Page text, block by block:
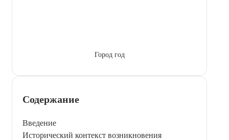
Город год
Содержание
Введение
Исторический контекст возникновения